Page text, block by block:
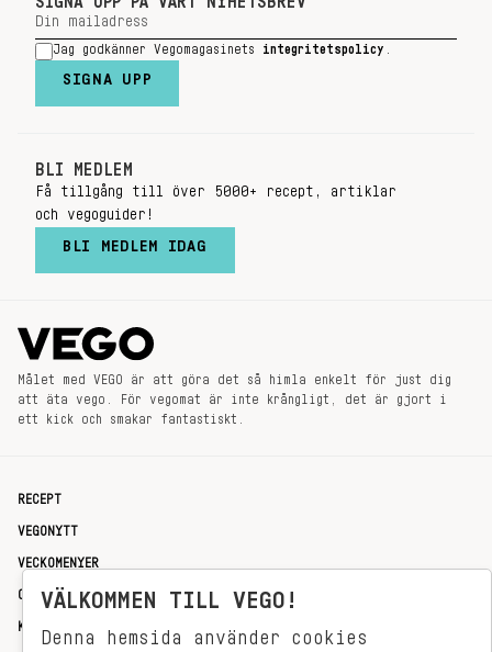
Jag godkänner Vegomagasinets integritetspolicy
SIGNA UPP
BLI MEDLEM
Få tillgång till över 5000+ recept, artiklar
och vegoguider!
BLI MEDLEM IDAG
Målet med VEGO är att göra det så himla enkelt för just dig
att äta vego. För vegomat är inte krångligt, det är gjort i
ett kick och smakar fantastiskt.
RECEPT
VEGONYTT
VECKOMENYER
OM OSS
KONTAKT
VÄLKOMMEN TILL VEGO!
Denna hemsida använder cookies